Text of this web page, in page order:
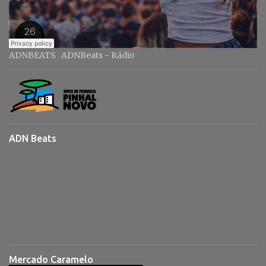
ADNBEATS · ADNBeats - Rádio
ADN Beats
Mercado Caramelo